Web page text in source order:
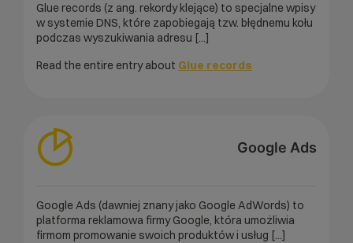
Glue records (z ang. rekordy klejące) to specjalne wpisy
w systemie DNS, które zapobiegają tzw. błędnemu kołu
podczas wyszukiwania adresu [...]
Read the entire entry about Glue records
Google Ads
Google Ads (dawniej znany jako Google AdWords) to
platforma reklamowa firmy Google, która umożliwia
firmom promowanie swoich produktów i usług [...]